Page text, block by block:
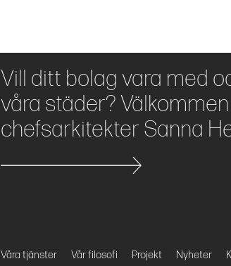
Vill ditt bolag vara med
våra städer?
chefsarkitekter Sanna
Våra tjänster Vår filosofi Projekt Nyheter